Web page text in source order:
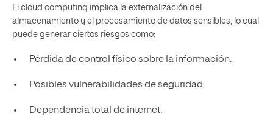
El cloud computing implica la externalización del
almacenamiento y el procesamiento de datos sensibles, lo cual
puede generar ciertos riesgos como:
Pérdida de control físico sobre la información.
Posibles vulnerabilidades de seguridad.
Dependencia total de internet.